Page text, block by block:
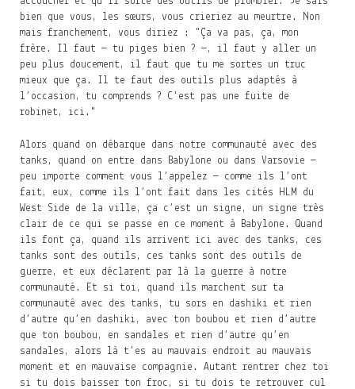
bien que vous, les sœurs, vous crieriez au meurtre. Non
mais franchement, vous diriez : "Ça va pas, ça, mon
frère. Il faut — tu piges bien ? —, il faut y aller un
peu plus doucement, il faut que tu me sortes un truc
mieux que ça. Il te faut des outils plus adaptés à
l’occasion, tu comprends ? C'est pas une fuite de
robinet, ici."
Alors quand on débarque dans notre communauté avec des
tanks, quand on entre dans Babylone ou dans Varsovie —
peu importe comment vous l’appelez — comme ils l’ont
fait, eux, comme ils l’ont fait dans les cités HLM du
West Side de la ville, ça c’est un signe, un signe très
clair de ce qui se passe en ce moment à Babylone. Quand
ils font ça, quand ils arrivent ici avec des tanks, ces
tanks sont des outils, ces tanks sont des outils de
guerre, et eux déclarent par là la guerre à notre
communauté. Et si toi, quand ils marchent sur ta
communauté avec des tanks, tu sors en dashiki et rien
d’autre qu’en dashiki, avec ton boubou et rien d’autre
que ton boubou, en sandales et rien d’autre qu’en
sandales, alors là t'es au mauvais endroit au mauvais
moment et en mauvaise compagnie. Autant rentrer chez toi
si tu dois baisser ton froc, si tu dois te retrouver cul